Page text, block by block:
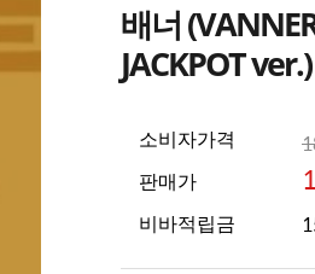
배너
JACKPOT ver.)
소비자가격
판매가
비바적립금